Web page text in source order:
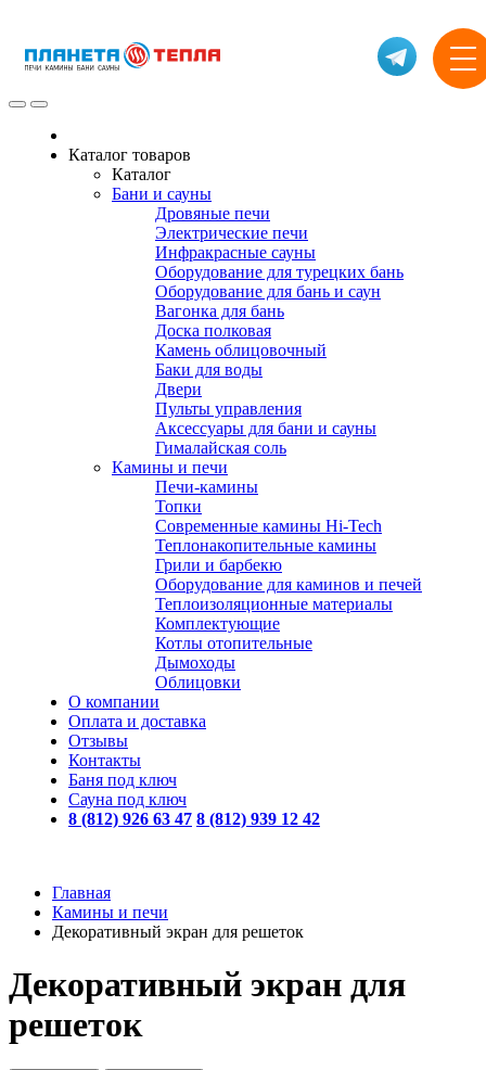
Каталог товаров
Каталог
Бани и сауны
Дровяные печи
Электрические печи
Инфракрасные сауны
Оборудование для турецких бань
Оборудование для бань и саун
Вагонка для бань
Доска полковая
Камень облицовочный
Баки для воды
Двери
Пульты управления
Аксессуары для бани и сауны
Гималайская соль
Камины и печи
Печи-камины
Топки
Современные камины Hi-Tech
Теплонакопительные камины
Грили и барбекю
Оборудование для каминов и печей
Теплоизоляционные материалы
Комплектующие
Котлы отопительные
Дымоходы
Облицовки
О компании
Оплата и доставка
Отзывы
Контакты
Баня под ключ
Сауна под ключ
8 (812) 926 63 47 8 (812) 939 12 42
Главная
Камины и печи
Декоративный экран для решеток
Декоративный экран для
решеток